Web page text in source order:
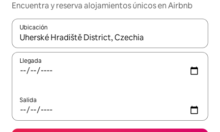
Encuentra y reserva alojamientos únicos en Airbnb
Ubicación
Cuando los resultados estén disponibles, navega con las
Llegada
Salida